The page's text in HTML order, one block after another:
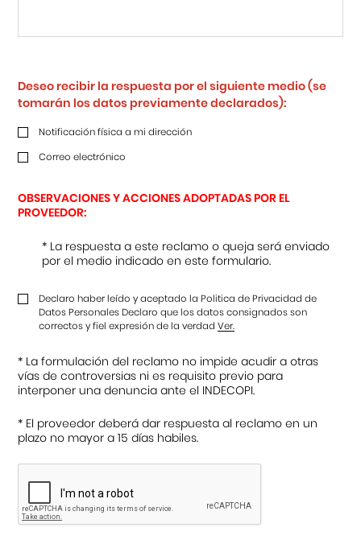
Deseo recibir la respuesta por el siguiente medio (se
tomarán los datos previamente declarados):
Notificación física a mi dirección
Correo electrónico
OBSERVACIONES Y ACCIONES ADOPTADAS POR EL
PROVEEDOR:
* La respuesta a este reclamo o queja será enviado
por el medio indicado en este formulario.
Declaro haber leído y aceptado la Politica de Privacidad de
Datos Personales Declaro que los datos consignados son
correctos y fiel expresión de la verdad Ver.
* La formulación del reclamo no impide acudir a otras
vías de controversias ni es requisito previo para
interponer una denuncia ante el INDECOPI.
* El proveedor deberá dar respuesta al reclamo en un
plazo no mayor a 15 días habiles.